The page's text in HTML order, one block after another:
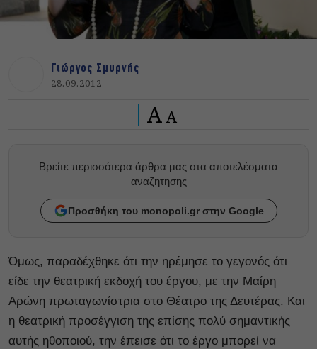
Γιώργος Σμυρνής
28.09.2012
A A
Βρείτε περισσότερα άρθρα μας στα αποτελέσματα
αναζητησης
Προσθήκη του monopoli.gr στην Google
Όμως, παραδέχθηκε ότι την ηρέμησε το γεγονός ότι
είδε την θεατρική εκδοχή του έργου, με την Μαίρη
Αρώνη πρωταγωνίστρια στο Θέατρο της Δευτέρας. Και
η θεατρική προσέγγιση της επίσης πολύ σημαντικής
αυτής ηθοποιού, την έπεισε ότι το έργο μπορεί να